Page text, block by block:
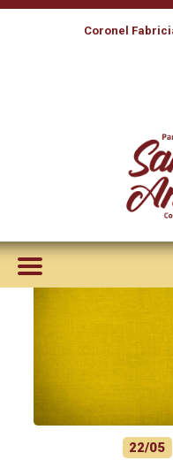
Coronel
LEÃO XIV
22/05